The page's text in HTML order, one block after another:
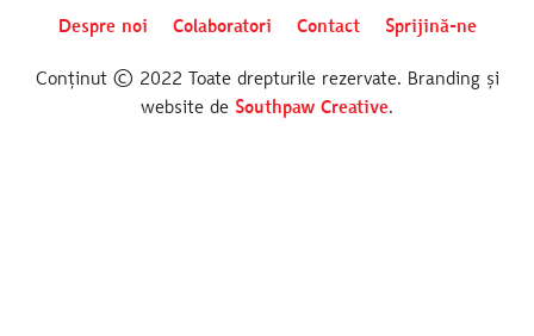
Despre noi Colaboratori Contact Sprijină-ne
Conținut © 2022 Toate drepturile rezervate. Branding și
website de Southpaw Creative.